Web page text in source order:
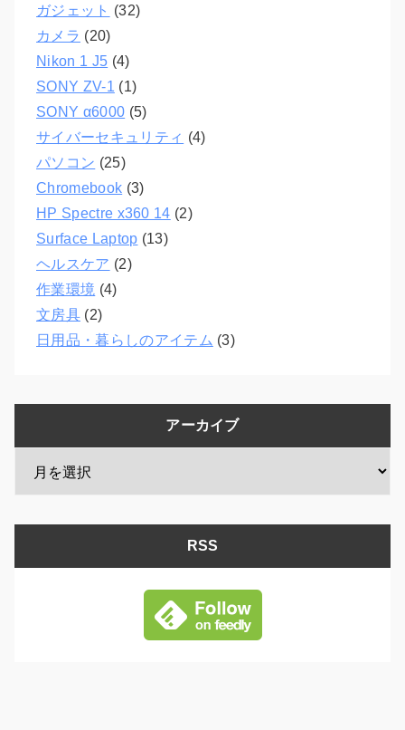
ガジェット (32)
カメラ (20)
Nikon 1 J5 (4)
SONY ZV-1 (1)
SONY α6000 (5)
サイバーセキュリティ (4)
パソコン (25)
Chromebook (3)
HP Spectre x360 14 (2)
Surface Laptop (13)
ヘルスケア (2)
作業環境 (4)
文房具(2)
日用品・暮らしのアイテム (3)
アーカイブ
RSS